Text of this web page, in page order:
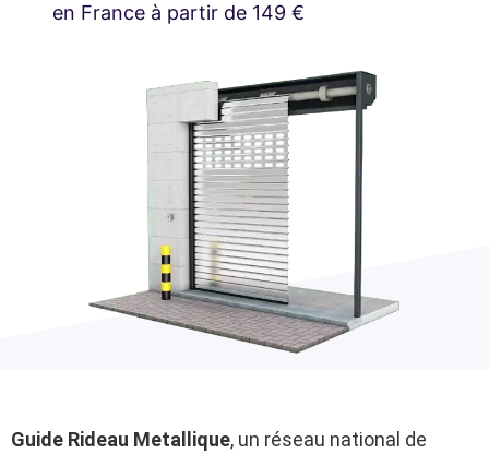
en France à partir de 149 €
Guide Rideau Metallique, un réseau national de